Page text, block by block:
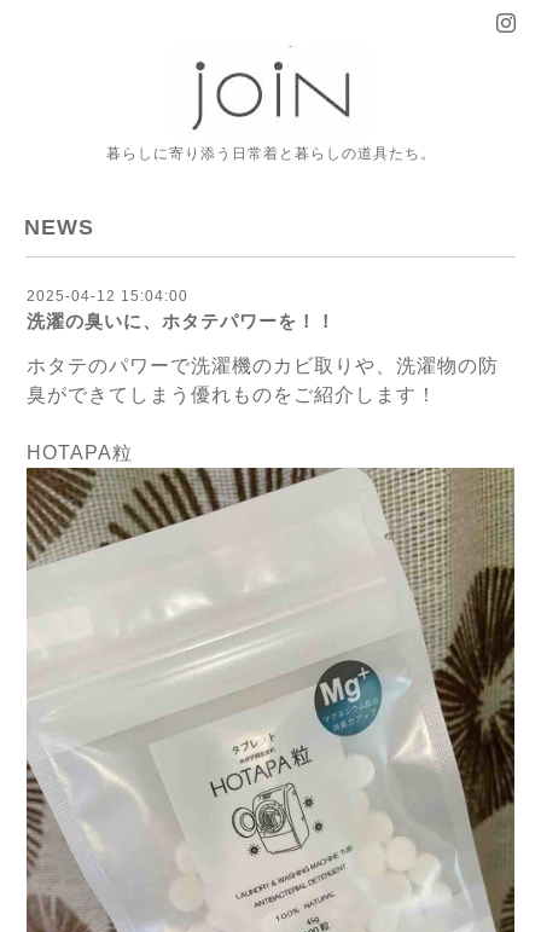
暮らしに寄り添う日常着と暮らしの道具たち。
NEWS
2025-04-12 15:04:00
洗濯の臭いに、ホタテパワーを！！
ホタテのパワーで洗濯機のカビ取りや、洗濯物の防
臭ができてしまう優れものをご紹介します！
HOTAPA粒